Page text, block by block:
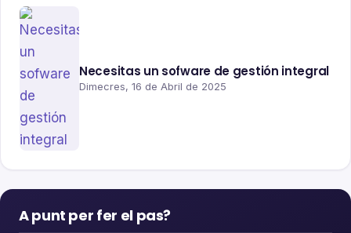
Necesitas un sofware de gestión integral
Dimecres, 16 de Abril de 2025
A punt per fer el pas?